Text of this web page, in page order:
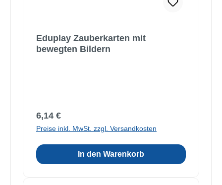
Eduplay Zauberkarten mit
bewegten Bildern
Regulärer Preis:
6,14 €
Preise inkl. MwSt. zzgl. Versandkosten
In den Warenkorb